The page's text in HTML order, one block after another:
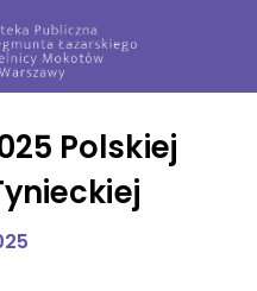
Polskiej